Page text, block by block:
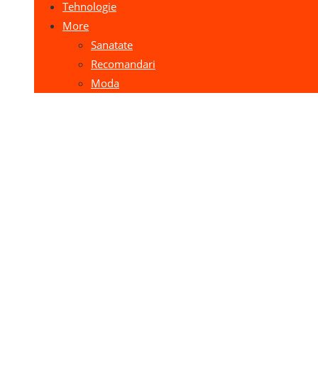
Tehnologie
More
Sanatate
Recomandari
Moda